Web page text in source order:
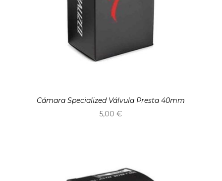
Cámara Specialized Válvula Presta 40mm
5,00€